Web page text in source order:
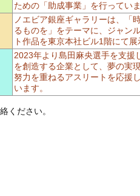
ための「助成事業」を行っていま
ノエビア銀座ギャラリーは、「
るものを」をテーマに、ジャン
ト作品を東京本社ビル1階にて展
2023年より島田麻央選手を支援
を創造する企業として、夢の実
努力を重ねるアスリートを応援
います。
ください。